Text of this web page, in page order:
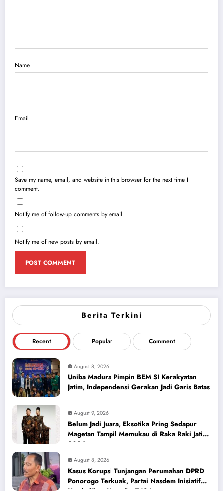
Berita Terkini
Recent Popular Comment
August 8, 2026
Uniba Madura Pimpin BEM SI Kerakyatan
Jatim, Independensi Gerakan Jadi Garis Batas
August 9, 2026
Belum Jadi Juara, Eksotika Pring Sedapur
Magetan Tampil Memukau di Raka Raki Jatim
2026
August 8, 2026
Kasus Korupsi Tunjangan Perumahan DPRD
Ponorogo Terkuak, Partai Nasdem Inisiatif
Name
Email
Save my name, email, and website in this browser for the next time I
comment.
Notify me of follow-up comments by email.
Notify me of new posts by email.